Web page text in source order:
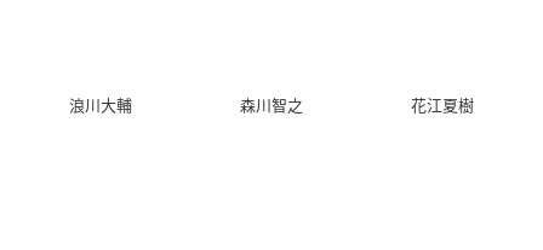
浪川大輔 森川智之 花江夏樹